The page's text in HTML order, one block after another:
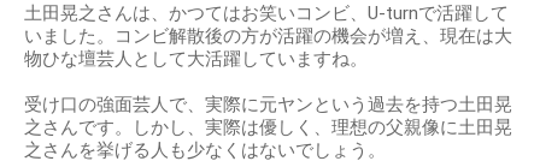
土田晃之さんは、かつてはお笑いコンビ、U-turnで活躍して
いました。コンビ解散後の方が活躍の機会が増え、現在は大
物ひな壇芸人として大活躍していますね。
受け口の強面芸人で、実際に元ヤンという過去を持つ土田晃
之さんです。しかし、実際は優しく、理想の父親像に土田晃
之さんを挙げる人も少なくはないでしょう。